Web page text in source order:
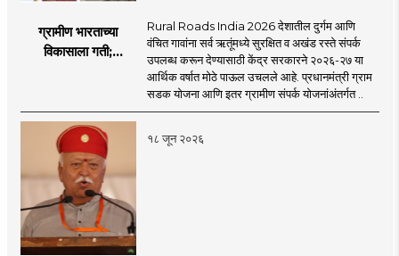
ग्रामीण भारताच्या
विकासाला गती;
लक्ष्य!
Rural Roads India 2026 देशातील दुर्गम आणि
वंचित गावांना सर्व ऋतूंमध्ये सुरक्षित व अखंड रस्ते संपर्क
उपलब्ध करून देण्यासाठी केंद्र सरकारने २०२६-२७ या
आर्थिक वर्षात मोठे पाऊल उचलले आहे. प्रधानमंत्री ग्राम
सडक योजना आणि इतर ग्रामीण संपर्क योजनांअंतर्गत ..
१८ जून २०२६